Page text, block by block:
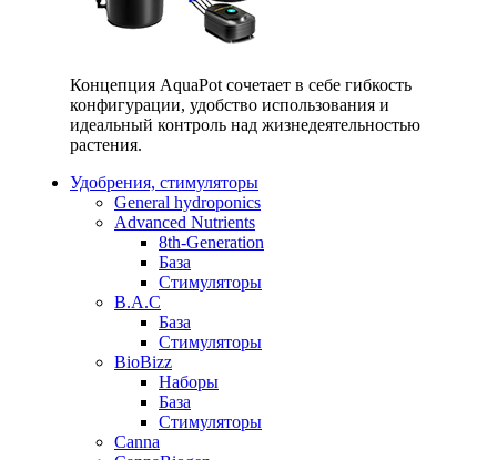
Концепция AquaPot сочетает в себе гибкость
конфигурации, удобство использования и
идеальный контроль над жизнедеятельностью
растения.
Удобрения, стимуляторы
General hydroponics
Advanced Nutrients
8th-Generation
База
Стимуляторы
B.A.C
База
Стимуляторы
BioBizz
Наборы
База
Стимуляторы
Canna